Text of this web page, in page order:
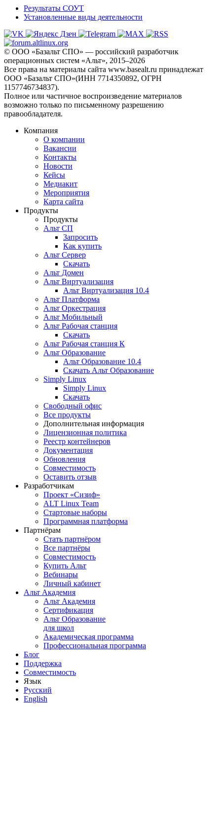
Результаты СОУТ
Установленные виды деятельности
© ООО «Базальт СПО» — российский разработчик
операционных систем «Альт», 2015–2026
Все права на материалы сайта www.basealt.ru принадлежат
ООО «Базальт СПО»(ИНН 7714350892, ОГРН
1157746734837).
Полное или частичное воспроизведение материалов
возможно только по письменному разрешению
правообладателя.
Компания
О компании
Вакансии
Контакты
Новости
Кейсы
Медиакит
Мероприятия
Карта сайта
Продукты
Продукты
Альт СП
Запросить
Как купить
Альт Сервер
Скачать
Альт Домен
Альт Виртуализация
Альт Виртуализация 10.4
Альт Платформа
Альт Оркестрация
Альт Мобильный
Альт Рабочая станция
Скачать
Альт Рабочая станция К
Альт Образование
Альт Образование 10.4
Скачать Альт Образование
Simply Linux
Simply Linux
Скачать
Свободный офис
Все продукты
Дополнительная информация
Лицензионная политика
Реестр контейнеров
Документация
Обновления
Совместимость
Оставить отзыв
Разработчикам
Проект «Сизиф»
ALT Linux Team
Стартовые наборы
Программная платформа
Партнёрам
Стать партнёром
Все партнёры
Совместимость
Купить Альт
Вебинары
Личный кабинет
Альт Академия
Альт Академия
Сертификация
Альт Образование
для школ
Академическая программа
Профессиональная программа
Блог
Поддержка
Совместимость
Язык
Русский
English